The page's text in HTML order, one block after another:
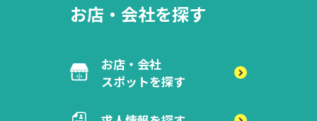
お店・会社を探す
お店・会社
スポットを探す